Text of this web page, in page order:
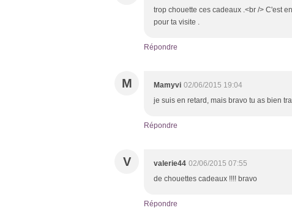
trop chouette ces cadeaux .<br /> C'est
pour ta visite .
Répondre
M Mamyvi 02/06/2015 19:04
je suis en retard, mais bravo tu as bien
Répondre
V valerie44 02/06/2015 07:55
de chouettes cadeaux !!!! bravo
Répondre